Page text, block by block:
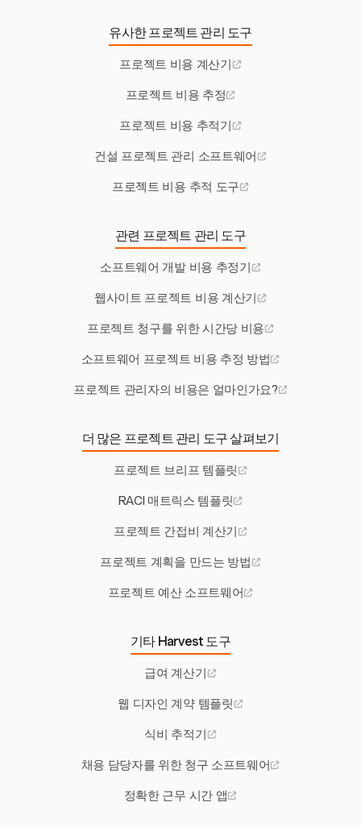
유사한 프로젝트 관리 도구
프로젝트 비용 계산기
프로젝트 비용 추정
프로젝트 비용 추적기
건설 프로젝트 관리 소프트웨어
프로젝트 비용 추적 도구
관련 프로젝트 관리 도구
소프트웨어 개발 비용 추정기
웹사이트 프로젝트 비용 계산기
프로젝트 청구를 위한 시간당 비용
소프트웨어 프로젝트 비용 추정 방법
프로젝트 관리자의 비용은 얼마인가요?
더 많은 프로젝트 관리 도구 살펴보기
프로젝트 브리프 템플릿
RACI 매트릭스 템플릿
프로젝트 간접비 계산기
프로젝트 계획을 만드는 방법
프로젝트 예산 소프트웨어
기타 Harvest 도구
급여 계산기
웹 디자인 계약 템플릿
식비 추적기
채용 담당자를 위한 청구 소프트웨어
정확한 근무 시간 앱